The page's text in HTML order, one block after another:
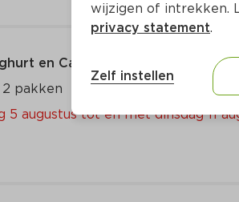
en Campina Vla
pakken
5 augustus tot en met dinsdag 11
wijzigen of intrekken.
privacy statement.
Zelf instellen